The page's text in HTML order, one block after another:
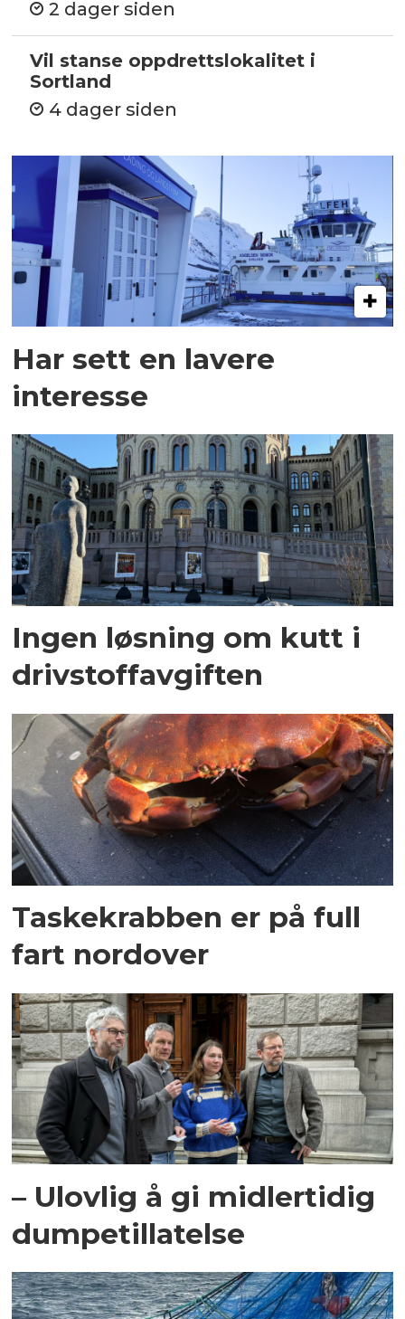
2 dager siden
Vil stanse oppdrettslokalitet i
Sortland
4 dager siden
Har sett en lavere
interesse
Ingen løsning om kutt i
drivstoffavgiften
Taskekrabben er på full
fart nordover
– Ulovlig å gi midlertidig
dumpetillatelse